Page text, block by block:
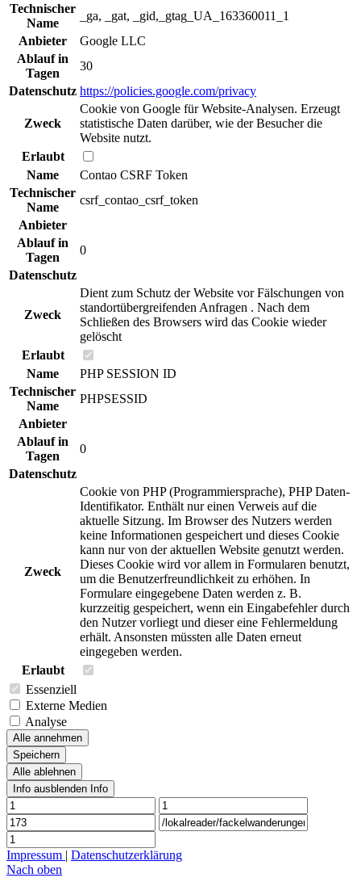
Technischer
Name
_ga, _gat, _gid,_gtag_UA_163360011_1
Anbieter
Google LLC
Ablauf in
Tagen
30
Datenschutz https://policies.google.com/privacy
Zweck
Cookie von Google für Website-Analysen. Erzeugt
statistische Daten darüber, wie der Besucher die
Website nutzt.
Erlaubt
Name
Contao CSRF Token
Technischer
Name
csrf_contao_csrf_token
Anbieter
Ablauf in
Tagen
0
Datenschutz
Zweck
Dient zum Schutz der Website vor Fälschungen von
standortübergreifenden Anfragen . Nach dem
Schließen des Browsers wird das Cookie wieder
gelöscht
Erlaubt
Name
PHP SESSION ID
Technischer
Name
PHPSESSID
Anbieter
Ablauf in
Tagen
0
Datenschutz
Zweck
Cookie von PHP (Programmiersprache), PHP Daten-
Identifikator. Enthält nur einen Verweis auf die
aktuelle Sitzung. Im Browser des Nutzers werden
keine Informationen gespeichert und dieses Cookie
kann nur von der aktuellen Website genutzt werden.
Dieses Cookie wird vor allem in Formularen benutzt,
um die Benutzerfreundlichkeit zu erhöhen. In
Formulare eingegebene Daten werden z. B.
kurzzeitig gespeichert, wenn ein Eingabefehler durch
den Nutzer vorliegt und dieser eine Fehlermeldung
erhält. Ansonsten müssten alle Daten erneut
eingegeben werden.
Erlaubt
Essenziell
Externe Medien
Analyse
Alle annehmen
Speichern
Alle ablehnen
Info ausblenden Info
Impressum | Datenschutzerklärung
Nach oben